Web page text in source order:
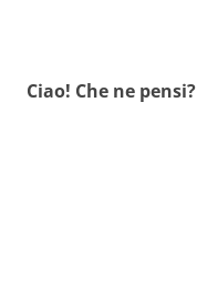
Ciao! Che ne pensi?